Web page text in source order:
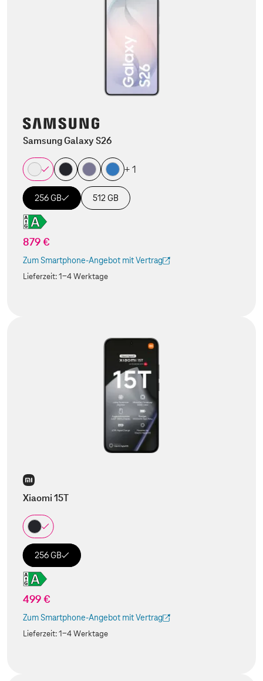
Samsung Galaxy S26
+ 1
256 GB 512 GB
879 €
Zum Smartphone-Angebot mit Vertrag
(Der Link wird in einem neuen Tab geöffnet)
Lieferzeit:1-4 Werktage
Xiaomi 15T
256 GB
499 €
Zum Smartphone-Angebot mit Vertrag
(Der Link wird in einem neuen Tab geöffnet)
Lieferzeit:1-4 Werktage